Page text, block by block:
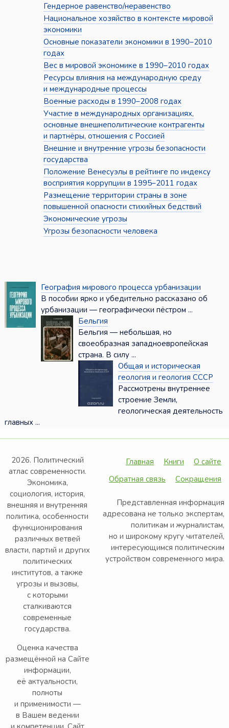
Гендерное равенство/неравенство
Национальное хозяйство в контексте мировой
экономики
Основные показатели экономики в 1990–2010
годах
Вес в мировой экономике в 1990–2010 годах
Ресурсы влияния на международную среду
и международные процессы
Военные расходы в 1990–2008 годах
Участие в международных организациях,
основные внешнеполитические контрагенты
и партнёры, отношения с Россией
Внешние и внутренние угрозы безопасности
государства
Положение Венесуэлы в рейтинге по индексу
восприятия коррупции в 1995–2011 годах
Размещение территории страны в зоне
повышенной опасности стихийных бедствий
Экономические угрозы
Угрозы безопасности человека
География мирового процесса урбанизации
В пособии ярко и убедительно рассказано об
урбанизации — географически пёстром ...
Бельгия
Бельгия — небольшая, но
своеобразная западноевропейская
страна. В силу ...
Общая и историческая
геология и геология СССР
Рассмотрены внутреннее
строение Земли,
геологическая деятельность
главных ...
2026. Политический
атлас современности.
Экономика,
социология, история,
внешняя и внутренняя
политика, особенности
функционирования
различных ветвей
власти, партий и других
политических
институтов, а также
угрозы и вызовы,
с которыми
сталкиваются
современные
государства.
Оценка качества
размещённой на Сайте
информации,
её актуальности,
полноты
и применимости —
в Вашем ведении
Главная Книги
О сайте
Обратная связь
Сокращения
Представленная информация
адресована не только экспертам,
политикам и журналистам,
но и широкому кругу читателей,
интересующимся политическим
устройством современного мира.